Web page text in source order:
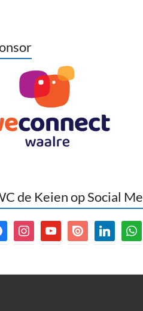
de Keien op Social
instagramyoutubeissuu linkedin